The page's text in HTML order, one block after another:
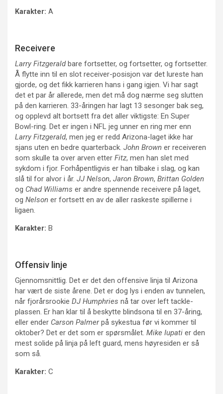
Karakter: A
Receivere
Larry Fitzgeraldbare fortsetter, og fortsetter, og fortsetter.
Å flytte inn til en slot receiver-posisjon var det lureste han
gjorde, og det fikk karrieren hans i gang igjen. Vi har sagt
det et par år allerede, men det må dog nærme seg slutten
på den karrieren. 33-åringen har lagt 13 sesonger bak seg,
og opplevd alt bortsett fra det aller viktigste: En Super
Bowl-ring. Det er ingen i NFL jeg unner en ring mer enn
Larry Fitzgerald, men jeg er redd Arizona-laget ikke har
sjans uten en bedre quarterback. John Brown er receiveren
som skulle ta over arven etter Fitz, men han slet med
sykdom i fjor. Forhåpentligvis er han tilbake i slag, og kan
slå til for alvor i år. JJ Nelson, Jaron Brown, Brittan Golden
og Chad Williams er andre spennende receivere på laget,
og Nelson er fortsett en av de aller raskeste spillerne i
ligaen.
Karakter: B
Offensiv linje
Gjennomsnittlig. Det er det den offensive linja til Arizona
har vært de siste årene. Det er dog lys i enden av tunnelen,
når fjorårsrookie DJ Humphries nå tar over left tackle-
plassen. Er han klar til å beskytte blindsona til en 37-åring,
eller ender Carson Palmerpå sykestua før vi kommer til
oktober? Det er det som er spørsmålet. Mike Iupati er den
mest solide på linja på left guard, mens høyresiden er så
som så.
Karakter: C